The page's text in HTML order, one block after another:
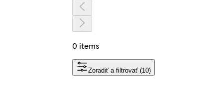
0 items
Zoradiť a filtrovať (10)